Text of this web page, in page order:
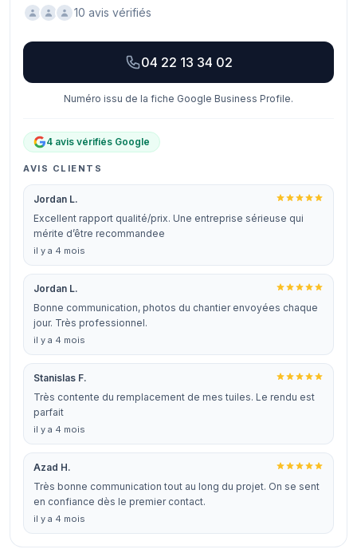
10 avis vérifiés
04 22 13 34 02
Numéro issu de la fiche Google Business Profile.
4 avis vérifiés Google
AVIS CLIENTS
Jordan L.
Excellent rapport qualité/prix. Une entreprise sérieuse qui
mérite d’être recommandee
il y a 4 mois
Jordan L.
Bonne communication, photos du chantier envoyées chaque
jour. Très professionnel.
il y a 4 mois
Stanislas F.
Très contente du remplacement de mes tuiles. Le rendu est
parfait
il y a 4 mois
Azad H.
Très bonne communication tout au long du projet. On se sent
en confiance dès le premier contact.
il y a 4 mois